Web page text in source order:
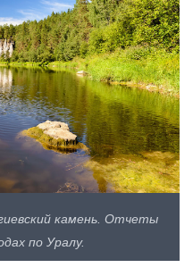
камень. Отчеты
по Уралу.